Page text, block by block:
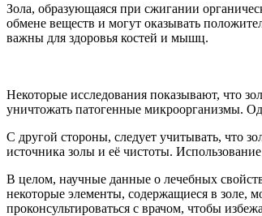
Зола, образующаяся при сжигании
обмене веществ и могут оказывать
важны для здоровья костей и мышц.
Некоторые исследования показывают, что
уничтожать патогенные микроорганизмы.
С другой стороны, следует учитывать, что
источника золы и её чистоты.
В целом, научные данные о лечебных
некоторые элементы, содержащиеся в золе,
проконсультироваться с врачом, чтобы